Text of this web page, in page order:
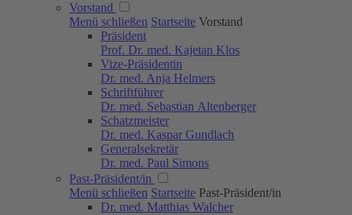
Vorstand
Menü schließen Startseite Vorstand
Präsident
Prof. Dr. med. Kajetan Klos
Vize-Präsidentin
Dr. med. Anja Helmers
Schriftführer
Dr. med. Sebastian Altenberger
Schatzmeister
Dr. med. Kaspar Gundlach
Generalsekretär
Dr. med. Paul Simons
Past-Präsident/in
Menü schließen Startseite Past-Präsident/in
Dr. med. Matthias Walcher